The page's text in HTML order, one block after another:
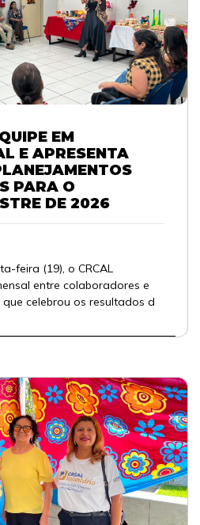
EM
E APRESENTA
PARA O
DE 2026
feira (19), o CRCAL
entre colaboradores e
celebrou os resultados d